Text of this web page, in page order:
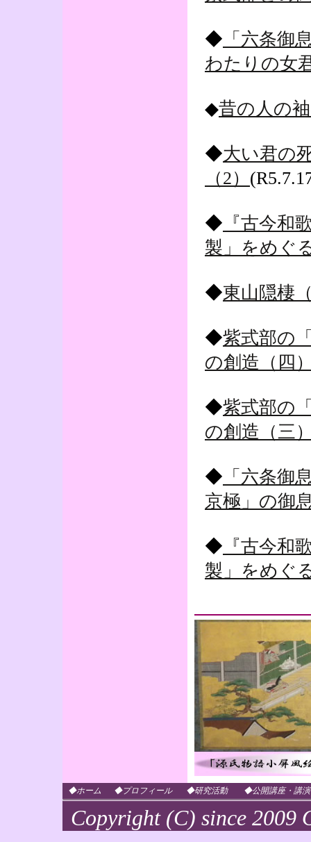
◆ 「六条
わたりの女
◆昔の人の
◆大い君の
（2）
◆ 『古今和
製」をめぐ
◆東山隠棲
◆紫式部の
の創造（四
◆紫式部の
の創造（三
◆ 「六条
京極」の御
◆ 『古今和
製」をめぐ
◆ホーム ◆プロフィール ◆研究活動 ◆公開講座・講
Copyright (C) since 2009